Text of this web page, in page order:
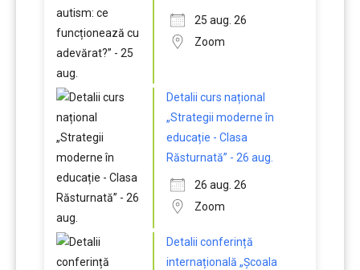
25 aug. 26
Zoom
Detalii curs național
„Strategii moderne în
educație - Clasa
Răsturnată” - 26 aug.
26 aug. 26
Zoom
Detalii conferință
internațională „Școala